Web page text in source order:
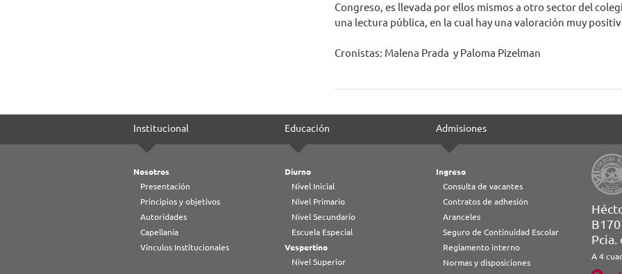
Congreso, es llevada por ellos mismos a otro sector del
una lectura pública, en la cual hay una valoración muy
Cronistas: Malena Prada y Paloma Pizelman
Institucional
Nosotros
Presentación
Principios y objetivos
Autoridades
Capellanía
Vínculos Institucionales
Educación
Diurno
Nivel Inicial
Nivel Primario
Nivel Secundario
Escuela Especial
Vespertino
Nivel Superior
Admisiones
Ingreso
Consulta de vacantes
Contratos de adhesión
Aranceles
Seguro de Continuidad Escolar
Reglamento interno
Normas y disposiciones
A 4